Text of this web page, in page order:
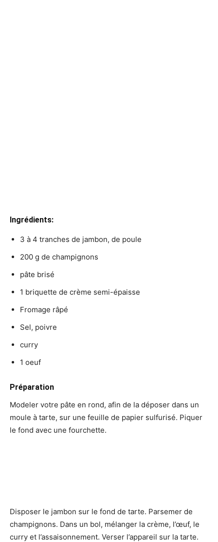
Ingrédients:
3 à 4 tranches de jambon, de poule
200 g de champignons
pâte brisé
1 briquette de crème semi-épaisse
Fromage râpé
Sel, poivre
curry
1 oeuf
Préparation
Modeler votre pâte en rond, afin de la déposer dans un
moule à tarte, sur une feuille de papier sulfurisé. Piquer
le fond avec une fourchette.
Disposer le jambon sur le fond de tarte. Parsemer de
champignons. Dans un bol, mélanger la crème, l’œuf, le
curry et l’assaisonnement. Verser l’appareil sur la tarte.